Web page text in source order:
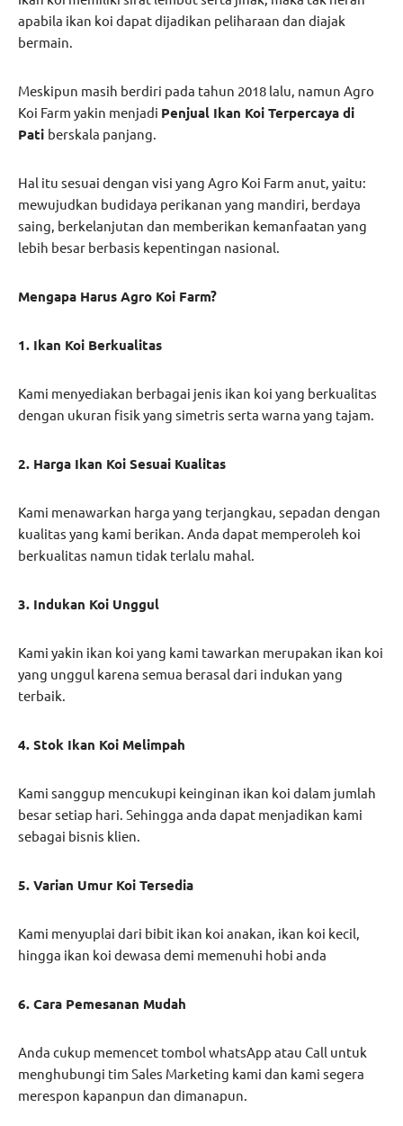
apabila ikan koi dapat dijadikan peliharaan dan diajak
bermain.
Meskipun masih berdiri pada tahun 2018 lalu, namun Agro
Koi Farm yakin menjadi Penjual Ikan Koi Terpercaya di
Pati berskala panjang.
Hal itu sesuai dengan visi yang Agro Koi Farm anut, yaitu:
mewujudkan budidaya perikanan yang mandiri, berdaya
saing, berkelanjutan dan memberikan kemanfaatan yang
lebih besar berbasis kepentingan nasional.
Mengapa Harus Agro Koi Farm?
1. Ikan Koi Berkualitas
Kami menyediakan berbagai jenis ikan koi yang berkualitas
dengan ukuran fisik yang simetris serta warna yang tajam.
2. Harga Ikan Koi Sesuai Kualitas
Kami menawarkan harga yang terjangkau, sepadan dengan
kualitas yang kami berikan. Anda dapat memperoleh koi
berkualitas namun tidak terlalu mahal.
3. Indukan Koi Unggul
Kami yakin ikan koi yang kami tawarkan merupakan ikan koi
yang unggul karena semua berasal dari indukan yang
terbaik.
4. Stok Ikan Koi Melimpah
Kami sanggup mencukupi keinginan ikan koi dalam jumlah
besar setiap hari. Sehingga anda dapat menjadikan kami
sebagai bisnis klien.
5. Varian Umur Koi Tersedia
Kami menyuplai dari bibit ikan koi anakan, ikan koi kecil,
hingga ikan koi dewasa demi memenuhi hobi anda
6. Cara Pemesanan Mudah
Anda cukup memencet tombol whatsApp atau Call untuk
menghubungi tim Sales Marketing kami dan kami segera
merespon kapanpun dan dimanapun.